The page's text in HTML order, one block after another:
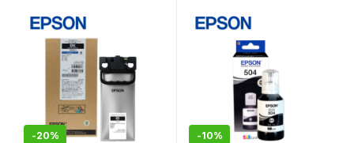
-20% -10%